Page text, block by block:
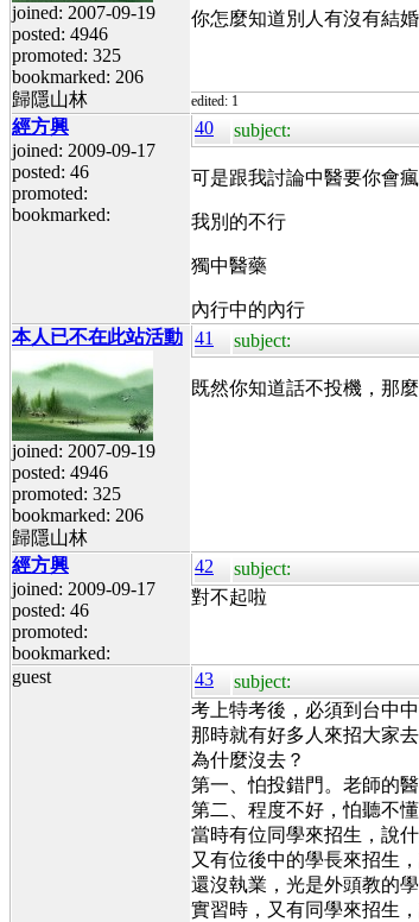
joined: 2007-09-19
posted: 4946
promoted: 325
bookmarked: 206
歸隱山林
你怎麼知道別人有沒有結
edited: 1
經方興
joined: 2009-09-17
posted: 46
promoted:
bookmarked:
40 subject:
可是跟我討論中醫要你會
我別的不行
獨中醫藥
內行中的內行
本人已不在此站活動
joined: 2007-09-19
posted: 4946
promoted: 325
bookmarked: 206
歸隱山林
41 subject:
既然你知道話不投機，那
經方興
joined: 2009-09-17
posted: 46
promoted:
bookmarked:
42 subject:
對不起啦
guest 43 subject:
考上特考後，必須到台中
那時就有好多人來招大家
為什麼沒去？
第一、怕投錯門。老師的
第二、程度不好，怕聽不懂
當時有位同學來招生，說
又有位後中的學長來招生
還沒執業，光是外頭教的
實習時，又有同學來招生